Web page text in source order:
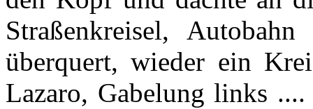
Straßenkreisel, Autobahn
überquert, wieder ein
Lazaro, Gabelung links